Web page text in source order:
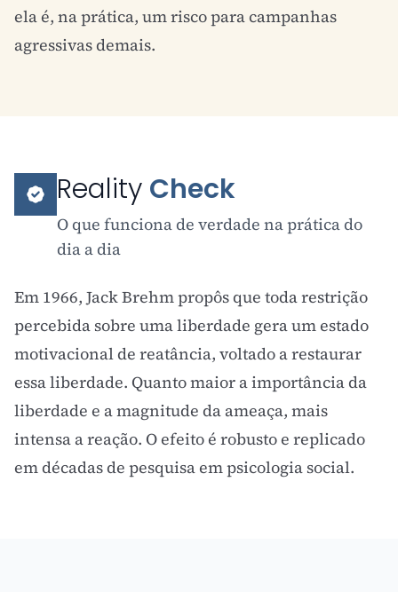
ela é, na prática, um risco para campanhas
agressivas demais.
Reality Check
O que funciona de verdade na prática do
dia a dia
Em 1966, Jack Brehm propôs que toda restrição
percebida sobre uma liberdade gera um estado
motivacional de reatância, voltado a restaurar
essa liberdade. Quanto maior a importância da
liberdade e a magnitude da ameaça, mais
intensa a reação. O efeito é robusto e replicado
em décadas de pesquisa em psicologia social.